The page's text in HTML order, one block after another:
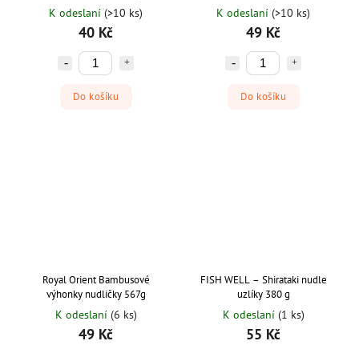
K odeslaní (>10 ks)
40 Kč
Do košíku
K odeslaní (>10 ks)
49 Kč
Do košíku
Royal Orient Bambusové
výhonky nudličky 567g
K odeslaní (6 ks)
49 Kč
FISH WELL – Shirataki nudle
uzlíky 380 g
K odeslaní (1 ks)
55 Kč